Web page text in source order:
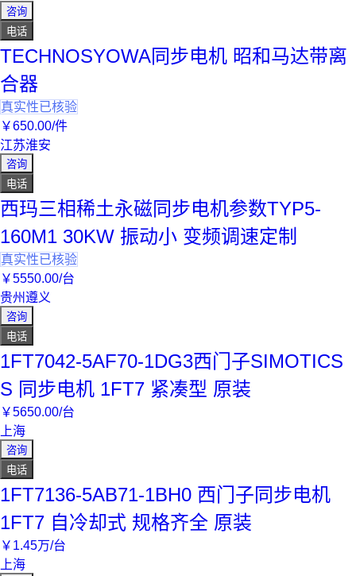
咨询
电话
TECHNOSYOWA同步电机 昭和马达带离
合器
真实性已核验
￥650.00/件
江苏淮安
咨询
电话
西玛三相稀土永磁同步电机参数TYP5-
160M1 30KW 振动小 变频调速定制
真实性已核验
￥5550.00/台
贵州遵义
咨询
电话
1FT7042-5AF70-1DG3西门子SIMOTICS
S 同步电机 1FT7 紧凑型 原装
￥5650.00/台
上海
咨询
电话
1FT7136-5AB71-1BH0 西门子同步电机
1FT7 自冷却式 规格齐全 原装
￥ 1.45万/台
上海